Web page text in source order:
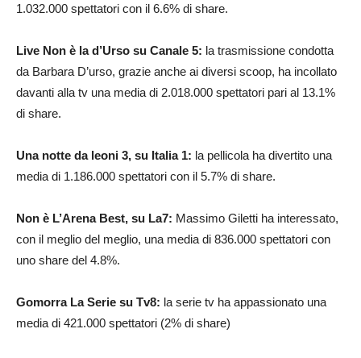
1.032.000 spettatori con il 6.6% di share.
Live Non è la d’Urso su Canale 5: la trasmissione condotta
da Barbara D’urso, grazie anche ai diversi scoop, ha incollato
davanti alla tv una media di 2.018.000 spettatori pari al 13.1%
di share.
Una notte da leoni 3, su Italia 1: la pellicola ha divertito una
media di 1.186.000 spettatori con il 5.7% di share.
Non è L’Arena Best, su La7: Massimo Giletti ha interessato,
con il meglio del meglio, una media di 836.000 spettatori con
uno share del 4.8%.
Gomorra La Serie su Tv8: la serie tv ha appassionato una
media di 421.000 spettatori (2% di share)